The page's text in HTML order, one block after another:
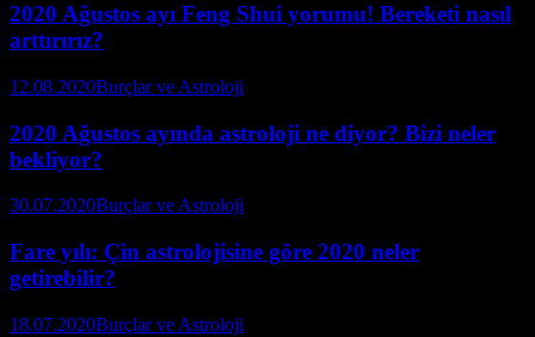
2020 Ağustos ayı Feng Shui yorumu! Bereketi nasıl
arttırırız?
12.08.2020Burçlar ve Astroloji
2020 Ağustos ayında astroloji ne diyor? Bizi neler
bekliyor?
30.07.2020Burçlar ve Astroloji
Fare yılı: Çin astrolojisine göre 2020 neler
getirebilir?
18.07.2020Burçlar ve Astroloji